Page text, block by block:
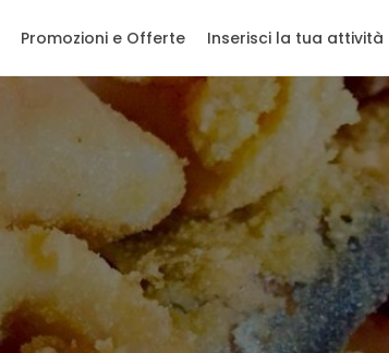
Promozioni e Offerte Inserisci la tua attività